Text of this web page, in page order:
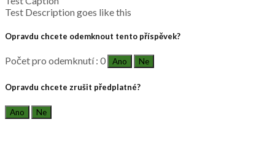
Test Description goes like this
Opravdu chcete odemknout tento příspěvek?
Počet pro odemknutí : 0 Ano Ne
Opravdu chcete zrušit předplatné?
Ano Ne